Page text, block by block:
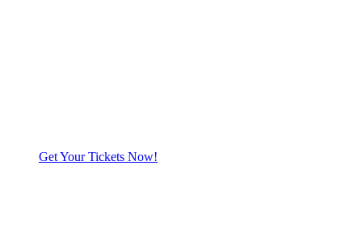
Get Your Tickets Now!